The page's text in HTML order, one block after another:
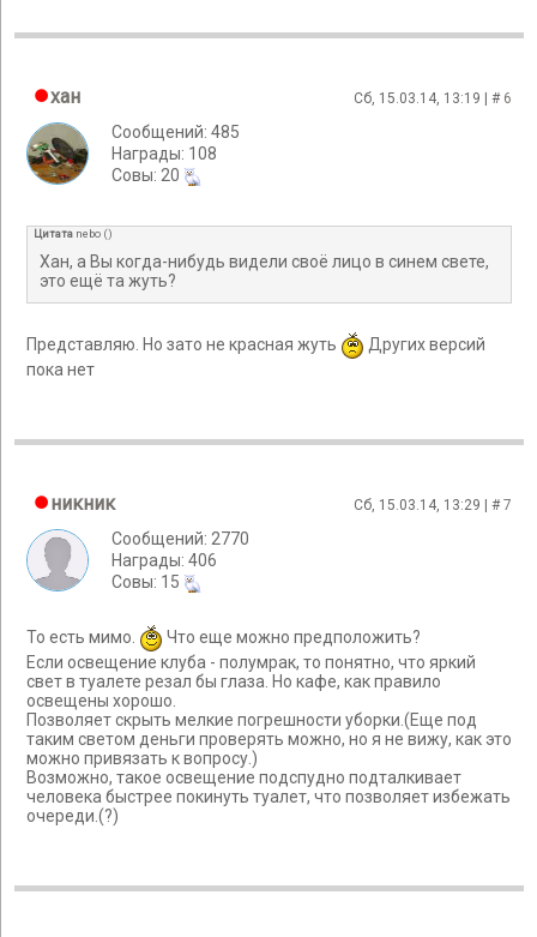
хан Сб, 15.03.14, 13:19 | # 6
Сообщений: 485
Награды: 108
Cовы: 20
Цитата nebo ()
Хан, а Вы когда-нибудь видели своё лицо в синем свете,
это ещё та жуть?
Представляю. Но зато не красная жуть
Других версий
пока нет
никник Сб, 15.03.14, 13:29 | #7
Сообщений: 2770
Награды: 406
Cовы: 15
То есть мимо.
Что еще можно предположить?
Если освещение клуба - полумрак, то понятно, что яркий
свет в туалете резал бы глаза. Но кафе, как правило
освещены хорошо.
Позволяет скрыть мелкие погрешности уборки.(Еще под
таким светом деньги проверять можно, но я не вижу, как это
можно привязать к вопросу.)
Возможно, такое освещение подспудно подталкивает
человека быстрее покинуть туалет, что позволяет избежать
очереди.(?)